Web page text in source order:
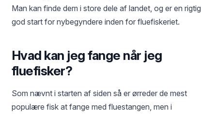
Man kan finde dem i store dele af landet, og er en rigtig
god start for nybegyndere inden for fluefiskeriet.
Hvad kan jeg fange når jeg
fluefisker?
Som nævnt i starten af siden så er ørreder de mest
populære fisk at fange med fluestangen, men i